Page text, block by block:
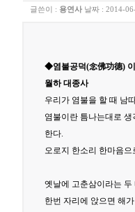
글쓴이 : 용연사 날짜 : 2014-
◆염불공덕(念佛功德)
월하 대종사
우리가 염불을 할 때 남
염불이란 틈나는대로
한다.
오로지 한소리 한마음
옛날에 고춘삼이라는
한번 자리에 앉으면 해